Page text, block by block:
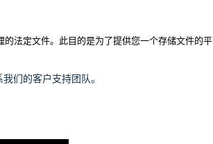
法定文件。此目的是为了提供您一个存储文件的平
们的客户支持团队。